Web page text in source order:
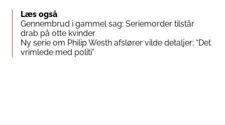
Læs også
Gennembrud i gammel sag: Seriemorder tilstår
drab på otte kvinder
Ny serie om Philip Westh afslører vilde detaljer: “Det
vrimlede med politi”